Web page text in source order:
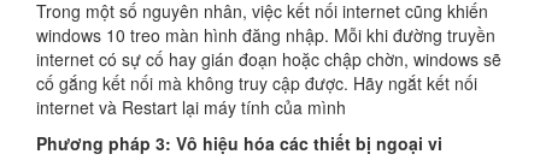
Trong một số nguyên nhân, việc kết nối internet cũng khiến
windows 10 treo màn hình đăng nhập. Mỗi khi đường truyền
internet có sự cố hay gián đoạn hoặc chập chờn, windows sẽ
cố gắng kết nối mà không truy cập được. Hãy ngắt kết nối
internet và Restart lại máy tính của mình
Phương pháp 3: Vô hiệu hóa các thiết bị ngoại vi